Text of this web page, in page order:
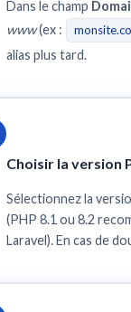
Dans le champ
www(ex :
alias plus tard.
Choisir la version
Sélectionnez la
(PHP 8.1 ou 8.2
Laravel). En cas de